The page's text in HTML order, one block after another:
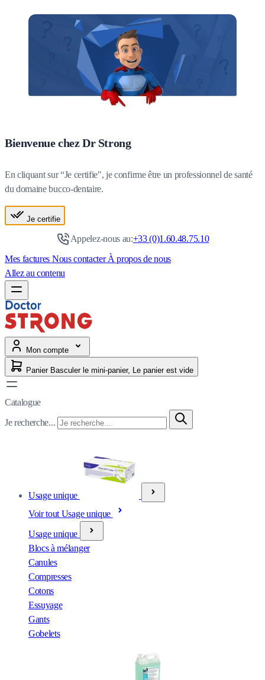
Bienvenue chez Dr Strong
En cliquant sur “Je certifie", je confirme être un professionnel de santé
du domaine bucco-dentaire.
Je certifie
Appelez-nous au:+33 (0)1.60.48.75.10
Mes factures Nous contacterÀ propos de nous
Allez au contenu
Mon compte
Panier Basculer le mini-panier, Le panier est vide
Catalogue
Je recherche...
Usage unique
Voir tout Usage unique
Usage unique
Blocs à mélanger
Canules
Compresses
Cotons
Essuyage
Gants
Gobelets